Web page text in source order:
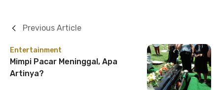
Entertainment
Mimpi Pacar Meninggal, Apa
Artinya?
Previous Article